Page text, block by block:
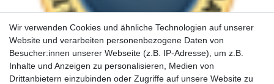
Wir verwenden Cookies und ähnliche Technologien auf unserer
Website und verarbeiten personenbezogene Daten von
Besucher:innen unserer Webseite (z.B. IP-Adresse), um z.B.
Inhalte und Anzeigen zu personalisieren, Medien von
Drittanbietern einzubinden oder Zugriffe auf unsere Website zu